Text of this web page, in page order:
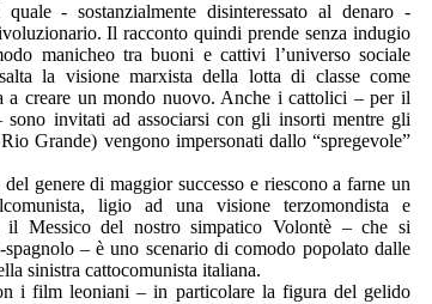
- sostanzialmente disinteressato al denaro -
Il racconto quindi prende senza indugio
manicheo tra buoni e cattivi l’universo sociale
la visione marxista della lotta di classe come
a creare un mondo nuovo. Anche i cattolici – per il
invitati ad associarsi con gli insorti mentre gli
Grande) vengono impersonati dallo “spregevole”
genere di maggior successo e riescono a farne un
ligio ad una visione terzomondista e
il Messico del nostro simpatico Volontè – che si
– è uno scenario di comodo popolato dalle
sinistra cattocomunista italiana.
i film leoniani – in particolare la figura del gelido